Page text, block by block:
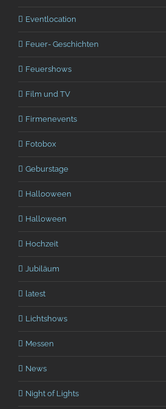
Eventlocation
Feuer- Geschichten
Feuershows
Film und TV
Firmenevents
Fotobox
Geburstage
Hallooween
Halloween
Hochzeit
Jubiläum
latest
Lichtshows
Messen
News
Night of Lights